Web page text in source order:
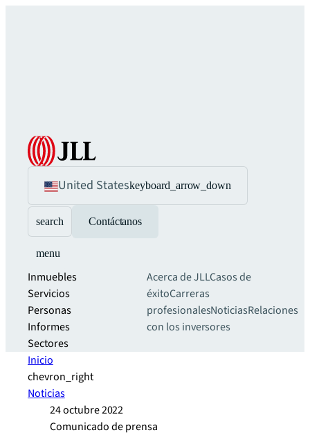
United Stateskeyboard_arrow_down
search Contáctanos
menu
Inmuebles
Servicios
Personas
Informes
Sectores
Acerca de JLLCasos de
éxitoCarreras
profesionalesNoticiasRelaciones
con los inversores
Inicio
chevron_right
Noticias
24 octubre 2022
Comunicado de prensa